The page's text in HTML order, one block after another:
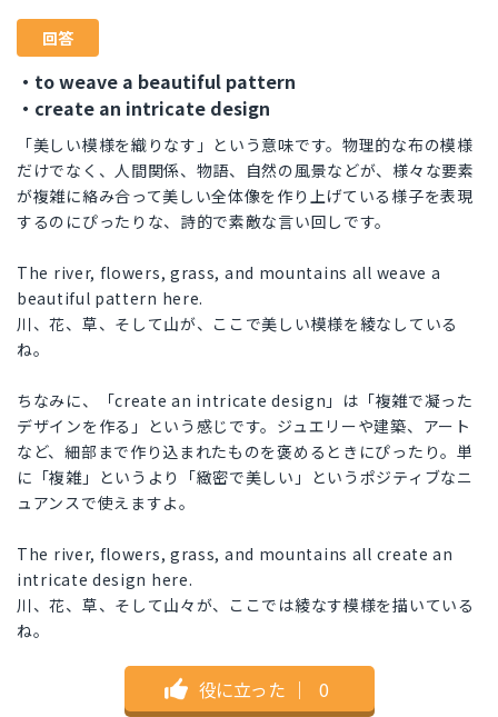
回答
・to weave a beautiful pattern
・create an intricate design
「美しい模様を織りなす」という意味です。物理的な布の模様
だけでなく、人間関係、物語、自然の風景などが、様々な要素
が複雑に絡み合って美しい全体像を作り上げている様子を表現
するのにぴったりな、詩的で素敵な言い回しです。
The river, flowers, grass, and mountains all weave a
beautiful pattern here.
川、花、草、そして山が、ここで美しい模様を綾なしている
ね。
ちなみに、「create an intricate design」は「複雑で凝った
デザインを作る」という感じです。ジュエリーや建築、アート
など、細部まで作り込まれたものを褒めるときにぴったり。単
に「複雑」というより「緻密で美しい」というポジティブなニ
ュアンスで使えますよ。
The river, flowers, grass, and mountains all create an
intricate design here.
川、花、草、そして山々が、ここでは綾なす模様を描いている
ね。
役に立った ｜ 0